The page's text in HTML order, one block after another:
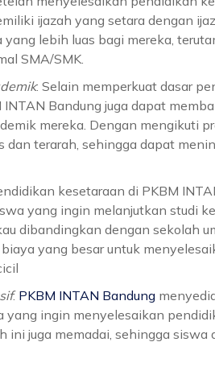
ijazah yang setara dengan
lebih luas bagi mereka,
SMA/SMK.
: Selain memperkuat dasar
Bandung juga dapat
mereka. Dengan mengikuti
dan terarah, sehingga dapat
kesetaraan di PKBM
yang ingin melanjutkan studi
dibandingkan dengan sekolah
yang besar untuk
: PKBM INTAN Bandung
yang ingin menyelesaikan
ini juga memadai, sehingga siswa